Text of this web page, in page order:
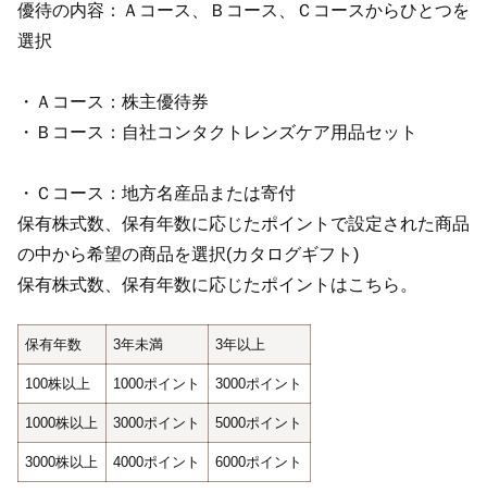
優待の内容：Ａコース、Ｂコース、Ｃコースからひとつを
選択
・Ａコース：株主優待券
・Ｂコース：自社コンタクトレンズケア用品セット
・Ｃコース：地方名産品または寄付
保有株式数、保有年数に応じたポイントで設定された商品
の中から希望の商品を選択(カタログギフト)
保有株式数、保有年数に応じたポイントはこちら。
保有年数 3年未満 3年以上
100株以上 1000ポイント 3000ポイント
1000株以上 3000ポイント 5000ポイント
3000株以上 4000ポイント 6000ポイント